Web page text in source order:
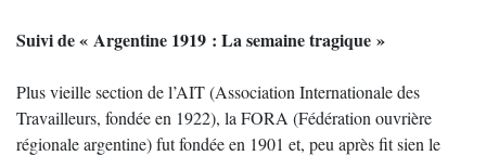
Suivi de « Argentine 1919 : La semaine tragique »
Plus vieille section de l’AIT (Association Internationale des
Travailleurs, fondée en 1922), la FORA (Fédération ouvrière
régionale argentine) fut fondée en 1901 et, peu après fit sien le